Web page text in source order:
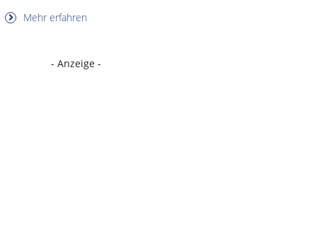
Mehr erfahren
- Anzeige -